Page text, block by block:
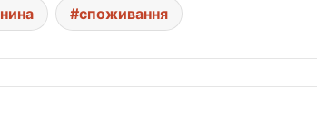
споживання